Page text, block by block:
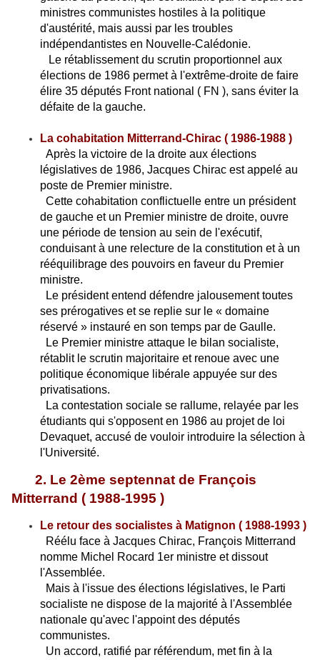
ministres communistes hostiles à la politique
d'austérité, mais aussi par les troubles
indépendantistes en Nouvelle-Calédonie.
Le rétablissement du scrutin proportionnel aux
élections de 1986 permet à l'extrême-droite de faire
élire 35 députés Front national ( FN ), sans éviter la
défaite de la gauche.
La cohabitation Mitterrand-Chirac ( 1986-1988 )
Après la victoire de la droite aux élections
législatives de 1986, Jacques Chirac est appelé au
poste de Premier ministre.
Cette cohabitation conflictuelle entre un président
de gauche et un Premier ministre de droite, ouvre
une période de tension au sein de l'exécutif,
conduisant à une relecture de la constitution et à un
rééquilibrage des pouvoirs en faveur du Premier
ministre.
Le président entend défendre jalousement toutes
ses prérogatives et se replie sur le « domaine
réservé » instauré en son temps par de Gaulle.
Le Premier ministre attaque le bilan socialiste,
rétablit le scrutin majoritaire et renoue avec une
politique économique libérale appuyée sur des
privatisations.
La contestation sociale se rallume, relayée par les
étudiants qui s'opposent en 1986 au projet de loi
Devaquet, accusé de vouloir introduire la sélection à
l'Université.
2. Le 2ème septennat de François
Mitterrand ( 1988-1995 )
Le retour des socialistes à Matignon ( 1988-1993 )
Réélu face à Jacques Chirac, François Mitterrand
nomme Michel Rocard 1er ministre et dissout
l'Assemblée.
Mais à l'issue des élections législatives, le Parti
socialiste ne dispose de la majorité à l'Assemblée
nationale qu'avec l'appoint des députés
communistes.
Un accord, ratifié par référendum, met fin à la